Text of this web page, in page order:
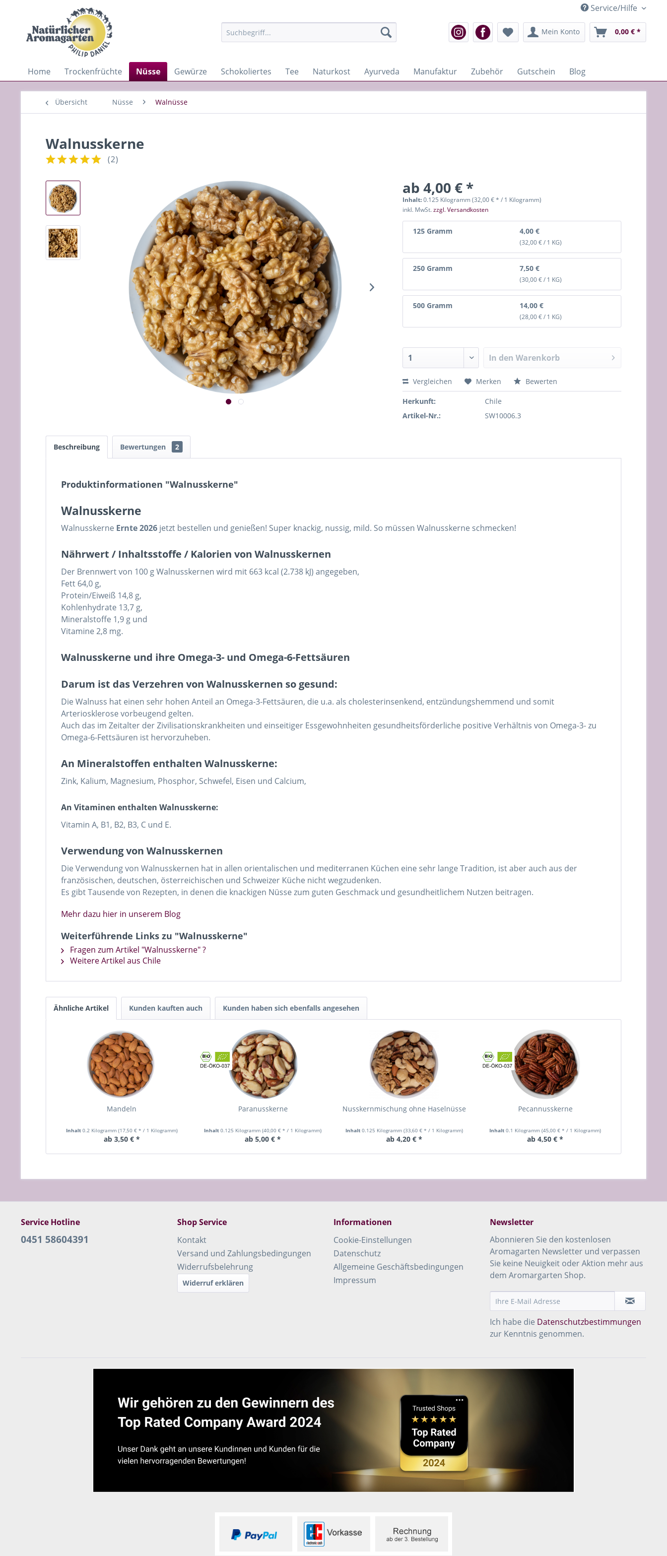
Service/Hilfe
Mein Konto 0,00 € *
Home Trockenfrüchte Nüsse Gewürze Schokoliertes Tee Naturkost Ayurveda Manufaktur Zubehör Gutschein Blog
Übersicht Nüsse Walnüsse
Walnusskerne
(2)
ab 4,00 € *
Inhalt:0.125 Kilogramm (32,00 € * / 1 Kilogramm)
inkl. MwSt.zzgl. Versandkosten
125 Gramm 4,00 €
(32,00 € / 1 KG)
250 Gramm 7,50 €
(30,00 € / 1 KG)
500 Gramm 14,00 €
(28,00 € / 1 KG)
In den Warenkorb
Vergleichen Merken Bewerten
Herkunft:
Chile
Artikel-Nr.:
SW10006.3
Beschreibung Bewertungen 2
Produktinformationen "Walnusskerne"
Walnusskerne
Walnusskerne Ernte 2026 jetzt bestellen und genießen! Super knackig, nussig, mild. So müssen Walnusskerne schmecken!
Nährwert / Inhaltsstoffe / Kalorien von Walnusskernen
Der Brennwert von 100 g Walnusskernen wird mit 663 kcal (2.738 kJ) angegeben,
Fett 64,0 g,
Protein/Eiweiß 14,8 g,
Kohlenhydrate 13,7 g,
Mineralstoffe 1,9 g und
Vitamine 2,8 mg.
Walnusskerne und ihre Omega-3- und Omega-6-Fettsäuren
Darum ist das Verzehren von Walnusskernen so gesund:
Die Walnuss hat einen sehr hohen Anteil an Omega-3-Fettsäuren, die u.a. als cholesterinsenkend, entzündungshemmend und somit
Arteriosklerose vorbeugend gelten.
Auch das im Zeitalter der Zivilisationskrankheiten und einseitiger Essgewohnheiten gesundheitsförderliche positive Verhältnis von Omega-3- zu
Omega-6-Fettsäuren ist hervorzuheben.
An Mineralstoffen enthalten Walnusskerne:
Zink, Kalium, Magnesium, Phosphor, Schwefel, Eisen und Calcium,
An Vitaminen enthalten Walnusskerne:
Vitamin A, B1, B2, B3, C und E.
Verwendung von Walnusskernen
Die Verwendung von Walnusskernen hat in allen orientalischen und mediterranen Küchen eine sehr lange Tradition, ist aber auch aus der
französischen, deutschen, österreichischen und Schweizer Küche nicht wegzudenken.
Es gibt Tausende von Rezepten, in denen die knackigen Nüsse zum guten Geschmack und gesundheitlichem Nutzen beitragen.
Mehr dazu hier in unserem Blog
Weiterführende Links zu "Walnusskerne"
Fragen zum Artikel "Walnusskerne" ?
Weitere Artikel aus Chile
Ähnliche Artikel Kunden kauften auch Kunden haben sich ebenfalls angesehen
Mandeln
Inhalt 0.2 Kilogramm (17,50 € * / 1 Kilogramm)
ab 3,50 € *
Paranusskerne
Inhalt0.125 Kilogramm(40,00 € * / 1 Kilogramm)
ab 5,00 € *
Nusskernmischung ohne Haselnüsse
Inhalt 0.125 Kilogramm (33,60 € * / 1 Kilogramm)
ab 4,20 € *
Pecannusskerne
Inhalt0.1 Kilogramm(45,00 € * / 1 Kilogramm)
ab 4,50 € *
Service Hotline
0451 58604391
Shop Service
Kontakt
Versand und Zahlungsbedingungen
Widerrufsbelehrung
Widerruf erklären
Informationen
Cookie-Einstellungen
Datenschutz
Allgemeine Geschäftsbedingungen
Impressum
Newsletter
Abonnieren Sie den kostenlosen
Aromagarten Newsletter und verpassen
Sie keine Neuigkeit oder Aktion mehr aus
dem Aromargarten Shop.
Ich habe die Datenschutzbestimmungen
zur Kenntnis genommen.